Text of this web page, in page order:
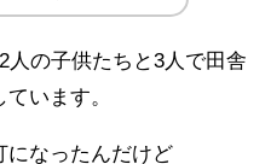
人の子供たちと3人で田舎
います。
になったんだけど